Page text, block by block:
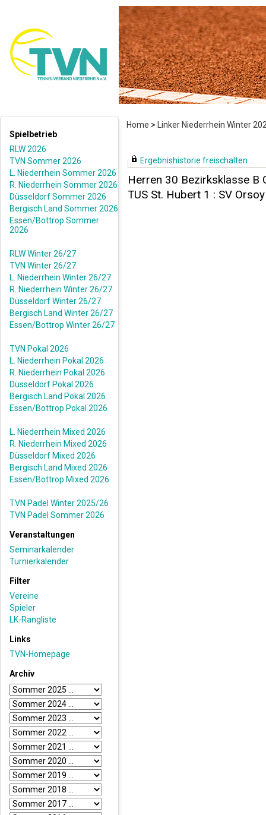
Home >
Linker Niederrhein Winter
Spielbetrieb
RLW 2026
TVN Sommer 2026
L. Niederrhein Sommer 2026
R. Niederrhein Sommer 2026
Düsseldorf Sommer 2026
Bergisch Land Sommer 2026
Essen/Bottrop Sommer
2026
RLW Winter 26/27
TVN Winter 26/27
L. Niederrhein Winter 26/27
R. Niederrhein Winter 26/27
Düsseldorf Winter 26/27
Bergisch Land Winter 26/27
Essen/Bottrop Winter 26/27
TVN Pokal 2026
L. Niederrhein Pokal 2026
R. Niederrhein Pokal 2026
Düsseldorf Pokal 2026
Bergisch Land Pokal 2026
Essen/Bottrop Pokal 2026
L. Niederrhein Mixed 2026
R. Niederrhein Mixed 2026
Düsseldorf Mixed 2026
Bergisch Land Mixed 2026
Essen/Bottrop Mixed 2026
TVN Padel Winter 2025/26
TVN Padel Sommer 2026
Veranstaltungen
Seminarkalender
Turnierkalender
Filter
Vereine
Spieler
LK-Rangliste
Links
TVN-Homepage
Archiv
Ergebnishistorie freischalten ...
Herren 30 Bezirksklasse B
TUS St. Hubert 1 : SV